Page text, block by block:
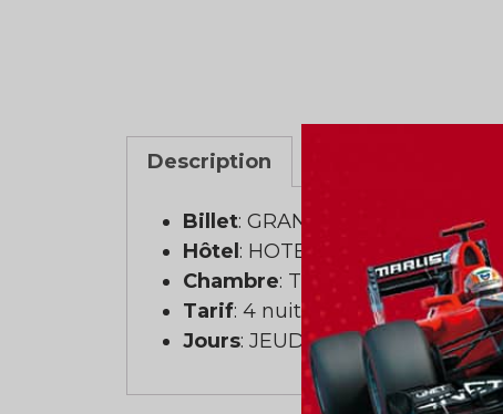
Description
Billet: GRANDSTAND M
Hôtel: HOTEL GRAND
Chambre: Tripe (3 personnes)
Tarif: 4 nuits
Jours: JEUDI AU LUNDI